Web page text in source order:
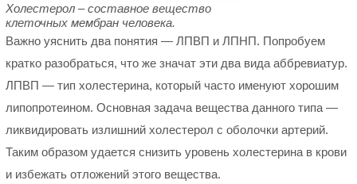
Холестерол – составное вещество
клеточных мембран человека.
Важно уяснить два понятия — ЛПВП и ЛПНП. Попробуем
кратко разобраться, что же значат эти два вида аббревиатур.
ЛПВП — тип холестерина, который часто именуют хорошим
липопротеином. Основная задача вещества данного типа —
ликвидировать излишний холестерол с оболочки артерий.
Таким образом удается снизить уровень холестерина в крови
и избежать отложений этого вещества.